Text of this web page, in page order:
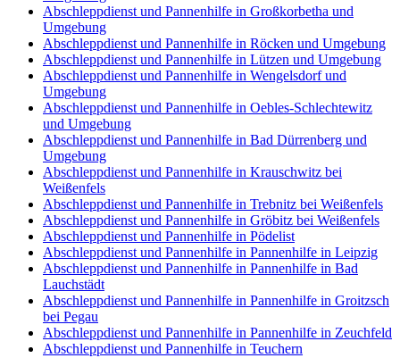
Abschleppdienst und Pannenhilfe in Großkorbetha und
Umgebung
Abschleppdienst und Pannenhilfe in Röcken und Umgebung
Abschleppdienst und Pannenhilfe in Lützen und Umgebung
Abschleppdienst und Pannenhilfe in Wengelsdorf und
Umgebung
Abschleppdienst und Pannenhilfe in Oebles-Schlechtewitz
und Umgebung
Abschleppdienst und Pannenhilfe in Bad Dürrenberg und
Umgebung
Abschleppdienst und Pannenhilfe in Krauschwitz bei
Weißenfels
Abschleppdienst und Pannenhilfe in Trebnitz bei Weißenfels
Abschleppdienst und Pannenhilfe in Gröbitz bei Weißenfels
Abschleppdienst und Pannenhilfe in Pödelist
Abschleppdienst und Pannenhilfe in Pannenhilfe in Leipzig
Abschleppdienst und Pannenhilfe in Pannenhilfe in Bad
Lauchstädt
Abschleppdienst und Pannenhilfe in Pannenhilfe in Groitzsch
bei Pegau
Abschleppdienst und Pannenhilfe in Pannenhilfe in Zeuchfeld
Abschleppdienst und Pannenhilfe in Teuchern